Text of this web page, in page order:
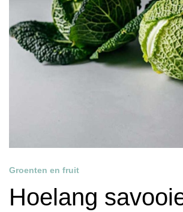
Groenten en fruit
Hoelang